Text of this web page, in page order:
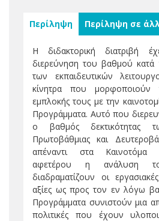
Περίληψη Περίληψη σε
Η διδακτορική διατριβή
διερεύνηση του βαθμού κατά
των εκπαιδευτικών
κίνητρα που μορφοποιούν
εμπλοκής τους με την
Προγράμματα. Αυτό που
ο βαθμός δεκτικότητας
Πρωτοβάθμιας και
απέναντι στα Καινοτόμα
αφετέρου η ανάλυση
διαδραματίζουν οι
αξίες ως προς τον εν λόγω
Προγράμματα συνιστούν μια
πολιτικές που έχουν